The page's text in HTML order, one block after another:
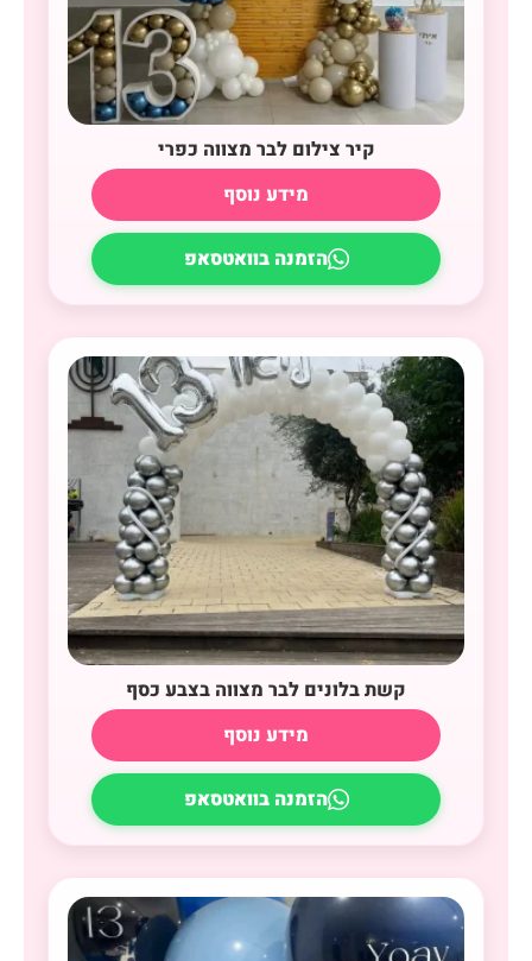
קיר צילום לבר מצווה כפרי
מידע נוסף
הזמנה בוואטסאפ
קשת בלונים לבר מצווה בצבע כסף
מידע נוסף
הזמנה בוואטסאפ